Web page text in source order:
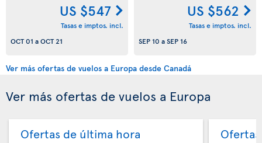
US $547
Tasas e imptos. incl.
OCT 01 aOCT 21
US $562
Tasas e imptos. incl.
SEP 10 aSEP 16
Ver más ofertas de vuelos a Europa desde Canadá
Ver más ofertas de vuelos a Europa
Ofertas de última hora